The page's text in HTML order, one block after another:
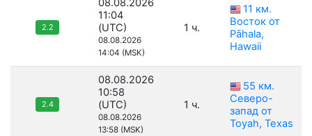
2.2
08.08.2026
11:04
(UTC)
08.08.2026
14:04 (MSK)
1 ч.
11 км.
Восток от
Pāhala,
Hawaii
2.4
08.08.2026
10:58
(UTC)
08.08.2026
13:58 (MSK)
1 ч.
55 км.
Северо-
запад от
Toyah, Texas